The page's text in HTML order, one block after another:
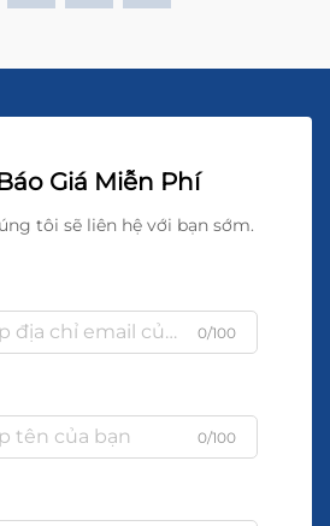
Giá Miễn Phí
tôi sẽ liên hệ với bạn sớm.
0/100
0/100